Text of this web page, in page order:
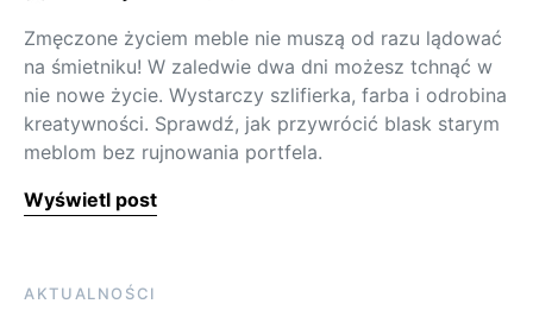
Zmęczone życiem meble nie muszą od razu lądować
na śmietniku! W zaledwie dwa dni możesz tchnąć w
nie nowe życie. Wystarczy szlifierka, farba i odrobina
kreatywności. Sprawdź, jak przywrócić blask starym
meblom bez rujnowania portfela.
Wyświetl post
AKTUALNOŚCI